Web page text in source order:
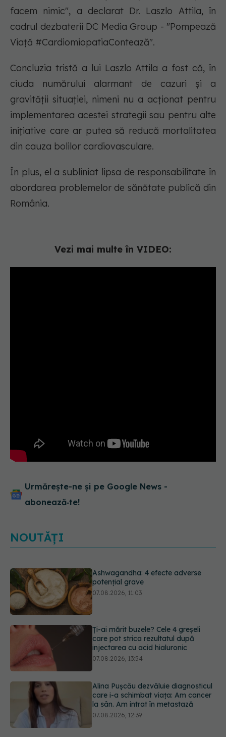
facem nimic", a declarat Dr. Laszlo Attila, în
cadrul dezbaterii DC Media Group - "Pompează
Viață #CardiomiopatiaContează".
Concluzia tristă a lui Laszlo Attila a fost că, în
ciuda numărului alarmant de cazuri și a
gravității situației, nimeni nu a acționat pentru
implementarea acestei strategii sau pentru alte
inițiative care ar putea să reducă mortalitatea
din cauza bolilor cardiovasculare.
În plus, el a subliniat lipsa de responsabilitate în
abordarea problemelor de sănătate publică din
România.
Vezi mai multe în VIDEO:
Urmărește-ne și pe Google News -
abonează‑te!
NOUTĂȚI
Ashwagandha: 4 efecte adverse
potențial grave
07.08.2026, 11:03
Ți-ai mărit buzele? Cele 4 greșeli
care pot strica rezultatul după
injectarea cu acid hialuronic
07.08.2026, 13:54
Alina Pușcău dezvăluie diagnosticul
care i-a schimbat viața: Am cancer
la sân. Am intrat în metastază
07.08.2026, 12:39